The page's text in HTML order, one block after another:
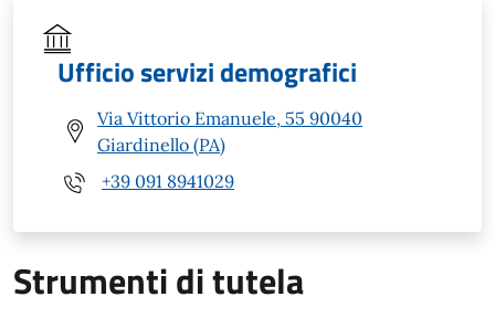
Ufficio servizi demografici
Via Vittorio Emanuele, 55 90040
Giardinello (PA)
+39 091 8941029
Strumenti di tutela